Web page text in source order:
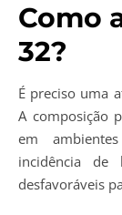
Como
32?
É preciso uma
A composição
em
incidência de
desfavoráveis